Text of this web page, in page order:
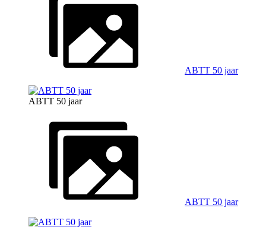
ABTT 50 jaar
ABTT 50 jaar
ABTT 50 jaar